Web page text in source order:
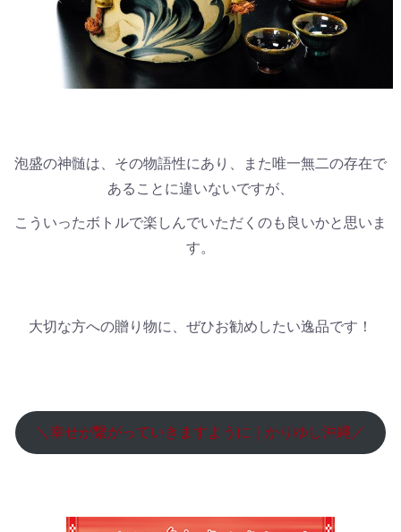
泡盛の神髄は、その物語性にあり、また唯一無二の存在で
あることに違いないですが、
こういったボトルで楽しんでいただくのも良いかと思いま
す。
大切な方への贈り物に、ぜひお勧めしたい逸品です！
＼幸せが繋がっていきますように｜かりゆし沖縄／